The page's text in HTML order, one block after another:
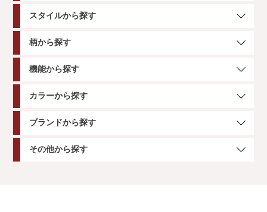
スタイルから探す
柄から探す
機能から探す
カラーから探す
ブランドから探す
その他から探す